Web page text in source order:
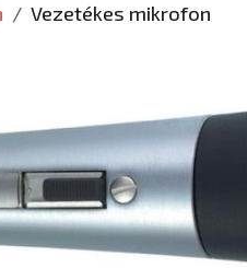
Vezetékes mikrofon